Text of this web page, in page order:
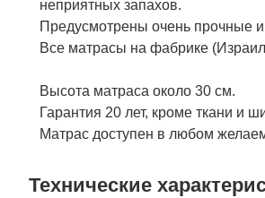
неприятных запахов.
Предусмотрены очень прочные
Все матрасы на фабрике
Высота матраса около 30 см.
Гарантия 20 лет, кроме ткани и
Матрас доступен в любом
Технические